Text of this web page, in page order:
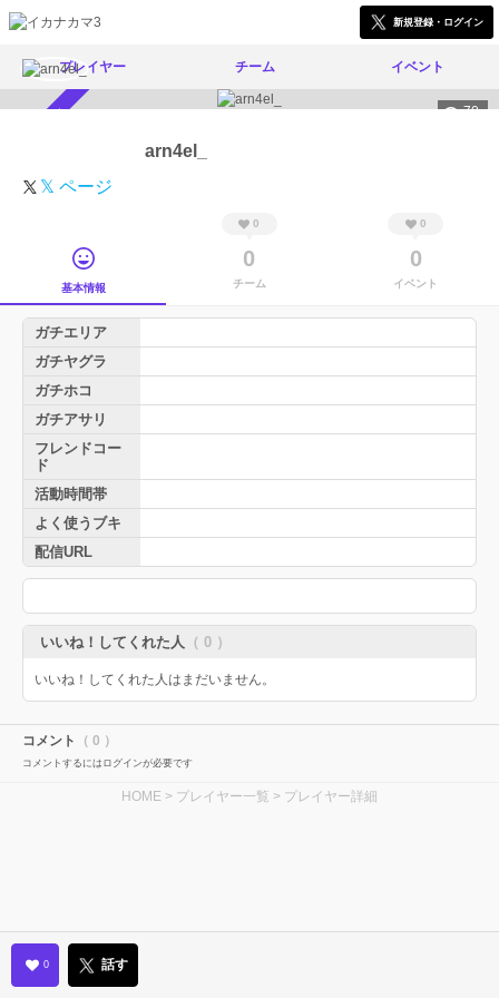
新規登録・ログイン
プレイヤー チーム イベント
70
arn4el_
𝕏 ページ
基本情報
0
0
チーム
0
0
イベント
ガチエリア
ガチヤグラ
ガチホコ
ガチアサリ
フレンドコー
ド
活動時間帯
よく使うブキ
配信URL
いいね！してくれた人 （ 0 ）
いいね！してくれた人はまだいません。
コメント （ 0 ）
コメントするにはログインが必要です
HOME > プレイヤー一覧 > プレイヤー詳細
0 話す